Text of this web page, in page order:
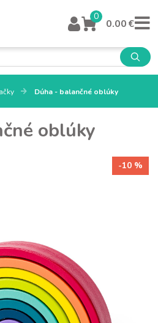
0
0.00 €
Dúha - balančné oblúky
oblúky
-10 %